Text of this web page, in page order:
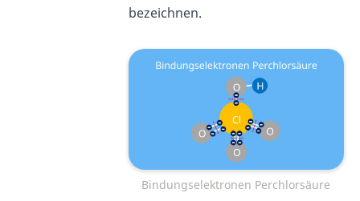
bezeichnen.
Bindungselektronen Perchlorsäure